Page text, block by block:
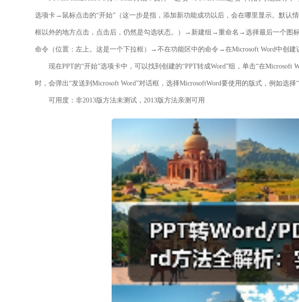
选项卡→鼠标点击的“开始”（这一步是指，添加新功能成功以后，会在哪里显示。默认
框以外的地方点击，点击后，仍然是勾选状态。）→新建组→重命名→选择最后一个图
命令（位置：左上。这是一个下拉框）→不在功能区中的命令→在Microsoft Word中创
现在PPT的“开始”选项卡中，可以找到创建的“PPT转成Word”组，单击“在Microsoft
时，会弹出“发送到Microsoft Word”对话框，选择MicrosoftWord要使用的版式，例如选择
可用度：非2013版方法未测试，2013版方法亲测可用